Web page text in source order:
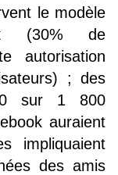
le modèle
(30% de
autorisation
; des
sur 1 800
auraient
impliquaient
des amis